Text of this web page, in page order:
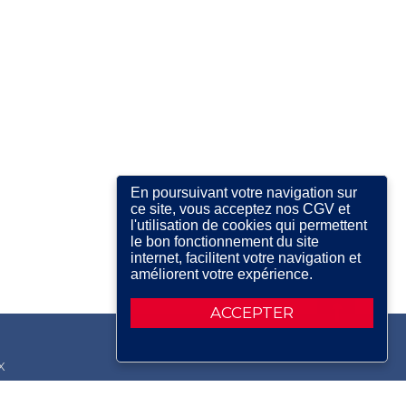
ACCEPTER
En poursuivant votre navigation sur
ce site, vous acceptez nos CGV et
l'utilisation de cookies qui permettent
le bon fonctionnement du site
internet, facilitent votre navigation et
améliorent votre expérience.